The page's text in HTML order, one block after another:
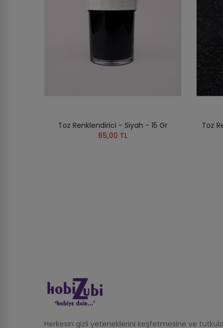
Toz Renklendirici - Siyah - 15 Gr
65,00 TL
Toz
Herkesin gizli yeteneklerini keşfetmesine ve